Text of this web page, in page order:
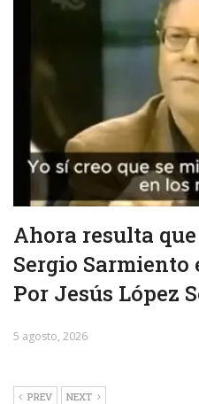
Ahora resulta
Sergio Sarmiento
Por Jesús López
5 agosto, 2026
PREV NEXT